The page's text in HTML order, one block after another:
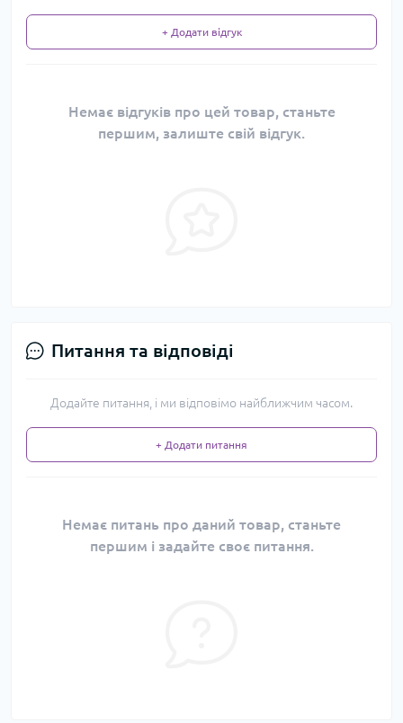
+ Додати відгук
Немає відгуків про цей товар, станьте
першим, залиште свій відгук.
Питання та відповіді
Додайте питання, і ми відповімо найближчим часом.
+ Додати питання
Немає питань про даний товар, станьте
першим і задайте своє питання.